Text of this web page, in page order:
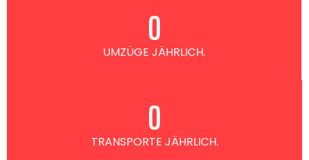
UMZÜGE JÄHRLICH.
0
TRANSPORTE JÄHRLICH.
0